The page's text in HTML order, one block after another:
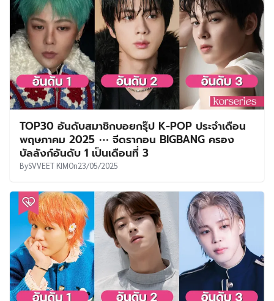
TOP30 อันดับสมาชิกบอยกรุ๊ป K-POP ประจำเดือน
พฤษภาคม 2025 ⋯ จีดรากอน BIGBANG ครอง
บัลลังก์อันดับ 1 เป็นเดือนที่ 3
BySVVEET KIMOn23/05/2025